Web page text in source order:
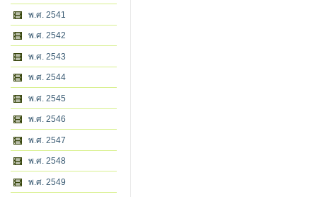
พ.ศ. 2541
พ.ศ. 2542
พ.ศ. 2543
พ.ศ. 2544
พ.ศ. 2545
พ.ศ. 2546
พ.ศ. 2547
พ.ศ. 2548
พ.ศ. 2549